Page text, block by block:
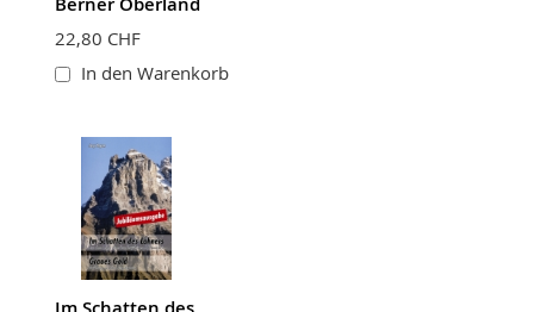
22,80 CHF
In den Warenkorb